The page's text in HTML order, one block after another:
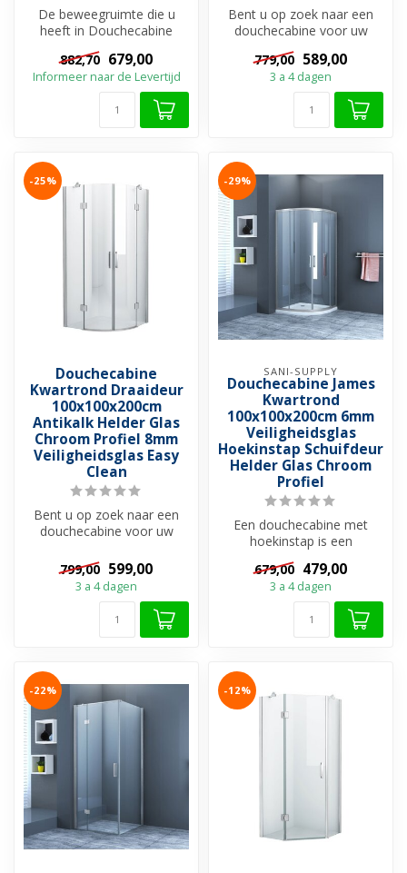
De beweegruimte die u
heeft in Douchecabine
Collins Vierkant Draaideur
100x100x2...
882,70 679,00
Informeer naar de Levertijd
Bent u op zoek naar een
douchecabine voor uw
badkamer dat u voorziet
van alle ge...
779,00 589,00
3 a 4 dagen
-25%
Douchecabine
Kwartrond Draaideur
100x100x200cm
Antikalk Helder Glas
Chroom Profiel 8mm
Veiligheidsglas Easy
Clean
Bent u op zoek naar een
douchecabine voor uw
van alle ge...
799,00 599,00
3 a 4 dagen
-29%
SANI-SUPPLY
Douchecabine James
Kwartrond
100x100x200cm 6mm
Veiligheidsglas
Hoekinstap Schuifdeur
Helder Glas Chroom
Profiel
Een douchecabine met
hoekinstap is een
kleine badkam...
679,00 479,00
3 a 4 dagen
-22% -12%